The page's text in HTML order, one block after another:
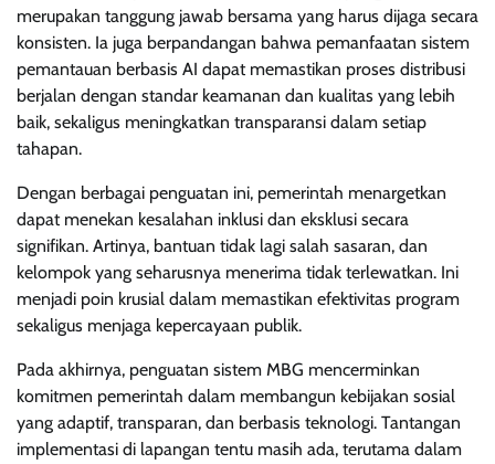
merupakan tanggung jawab bersama yang harus dijaga secara
konsisten. Ia juga berpandangan bahwa pemanfaatan sistem
pemantauan berbasis AI dapat memastikan proses distribusi
berjalan dengan standar keamanan dan kualitas yang lebih
baik, sekaligus meningkatkan transparansi dalam setiap
tahapan.
Dengan berbagai penguatan ini, pemerintah menargetkan
dapat menekan kesalahan inklusi dan eksklusi secara
signifikan. Artinya, bantuan tidak lagi salah sasaran, dan
kelompok yang seharusnya menerima tidak terlewatkan. Ini
menjadi poin krusial dalam memastikan efektivitas program
sekaligus menjaga kepercayaan publik.
Pada akhirnya, penguatan sistem MBG mencerminkan
komitmen pemerintah dalam membangun kebijakan sosial
yang adaptif, transparan, dan berbasis teknologi. Tantangan
implementasi di lapangan tentu masih ada, terutama dalam